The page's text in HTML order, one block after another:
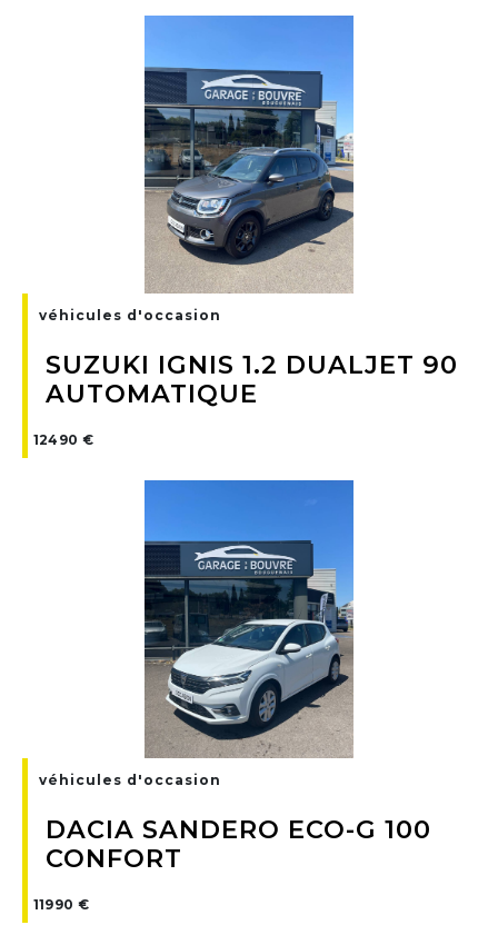
véhicules d'occasion
SUZUKI IGNIS 1.2 DUALJET 90
AUTOMATIQUE
12490 €
véhicules d'occasion
DACIA SANDERO ECO-G 100
CONFORT
11990 €